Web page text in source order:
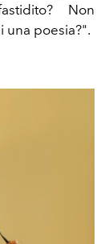
Non
una poesia?".